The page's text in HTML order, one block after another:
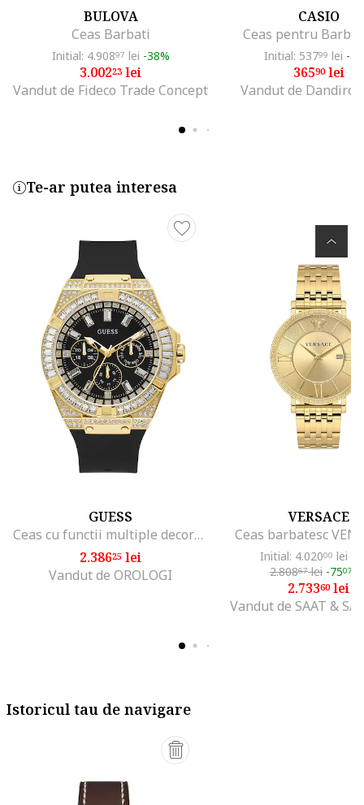
BULOVA
Ceas Barbati
Initial: 4.90897 lei -38%
3.00223lei
Vandut de Fideco Trade Concept
CASIO
Ceas pentru
Initial: 53799 lei -
36590lei
Vandut de Dandiro
Te-ar putea interesa
GUESS
Ceas cu functii multiple decorat cu cristale, Negru/Auriu
2.38625 lei
Vandut de OROLOGI
VERSACE
Ceas barbatesc
Initial: 4.02000 lei
2.80867lei -7507
2.73360lei
Vandut de SAAT &
Istoricul tau de navigare